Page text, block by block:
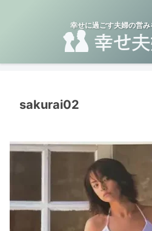
幸せに過ごす夫婦の営み
sakurai02